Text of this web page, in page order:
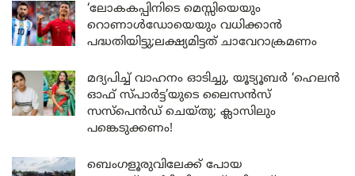
‘ലോകകപ്പിനിടെ മെസ്സിയെയും
റൊണാൾഡോയെയും വധിക്കാൻ
പദ്ധതിയിട്ടു;ലക്ഷ്യമിട്ടത് ചാവേറാക്രമണം
മദ്യപിച്ച് വാഹനം ഓടിച്ചു, യൂട്യൂബർ ‘ഹെലൻ
ഓഫ് സ്പാർട്ട’യുടെ ലൈസൻസ്
സസ്പെൻഡ് ചെയ്തു; ക്ലാസിലും
പങ്കെടുക്കണം!
ബെംഗളൂരുവിലേക്ക് പോയ